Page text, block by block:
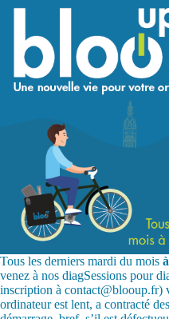
Tous les derniers mardi du mois
venez à nos diagSessions pour
inscription à contact@blooup.fr)
ordinateur est lent, a contracté